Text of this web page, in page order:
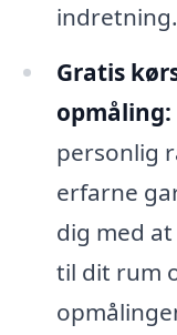
indretning.
Gratis
opmåling:
personlig
erfarne
dig med
til dit rum